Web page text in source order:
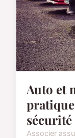
Auto et
sécurité
Associer